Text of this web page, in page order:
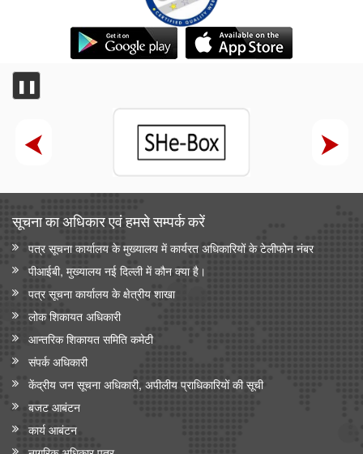
❚❚
सूचना का अधिकार एवं हमसे सम्‍पर्क करें
पत्र सूचना कार्यालय के मुख्यालय में कार्यरत अधिकारियों के टेलीफोन नंबर
पीआईबी, मुख्यालय नई दिल्ली में कौन क्या है।
पत्र सूचना कार्यालय के क्षेत्रीय शाखा
लोक शिकायत अधिकारी
आन्‍तरिक शिकायत समिति कमेटी
संपर्क अधिकारी
केंद्रीय जन सूचना अधिकारी, अपीलीय प्राधिकारियों की सूची
बजट आबंटन
कार्य आबंटन